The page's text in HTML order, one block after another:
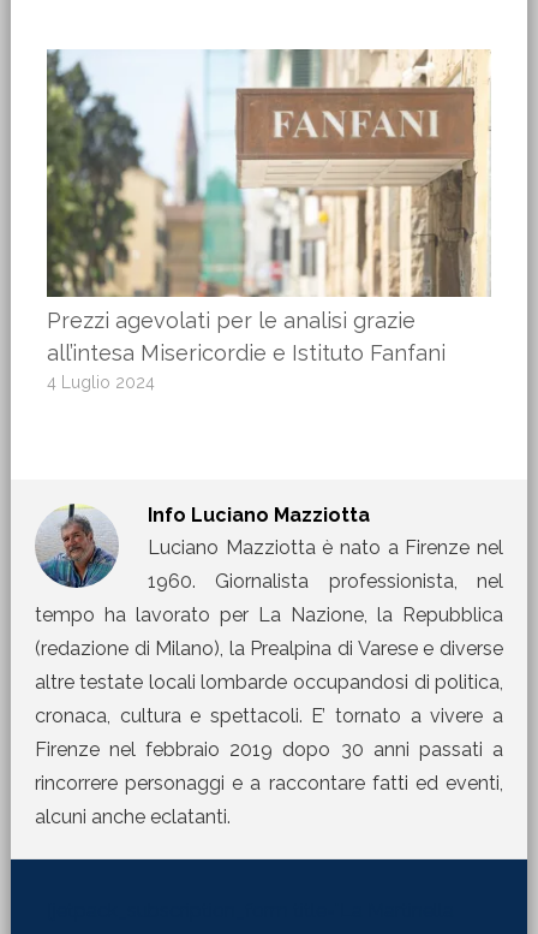
Prezzi agevolati per le analisi grazie
all’intesa Misericordie e Istituto Fanfani
4 Luglio 2024
Info Luciano Mazziotta
Luciano Mazziotta è nato a Firenze nel
1960. Giornalista professionista, nel
tempo ha lavorato per La Nazione, la Repubblica
(redazione di Milano), la Prealpina di Varese e diverse
altre testate locali lombarde occupandosi di politica,
cronaca, cultura e spettacoli. E’ tornato a vivere a
Firenze nel febbraio 2019 dopo 30 anni passati a
rincorrere personaggi e a raccontare fatti ed eventi,
alcuni anche eclatanti.